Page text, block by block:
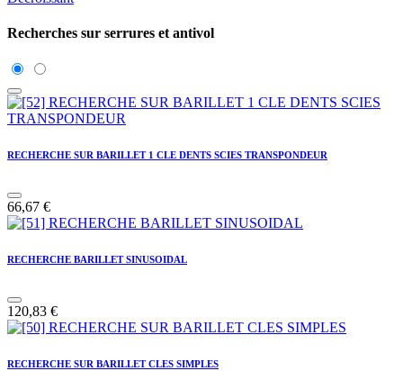
Recherches sur serrures et antivol
RECHERCHE SUR BARILLET 1 CLE DENTS SCIES TRANSPONDEUR
66,67 €
RECHERCHE BARILLET SINUSOIDAL
120,83 €
RECHERCHE SUR BARILLET CLES SIMPLES